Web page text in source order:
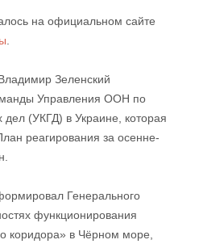
на официальном сайте
Зеленский
Управления ООН по
дел (УКГД) в Украине, которая
реагирования за осенне-
Генерального
функционирования
коридора» в Чёрном море,